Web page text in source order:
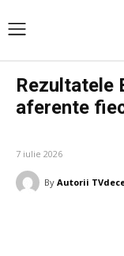
Rezultatele
aferente
7 iulie 2026
By Autorii